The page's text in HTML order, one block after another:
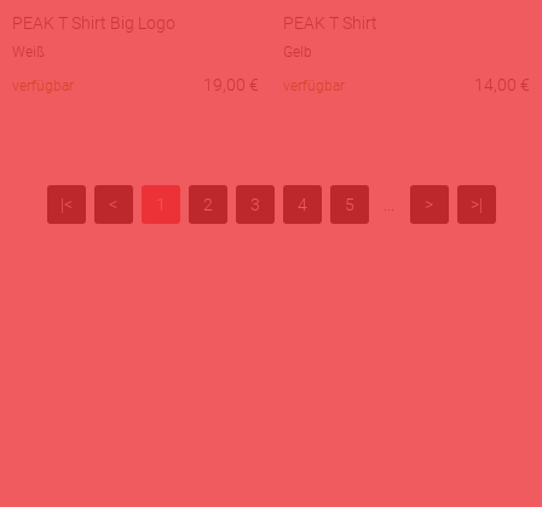
PEAK T Shirt Big Logo
Weiß
verfügbar
19,00 €
PEAK T Shirt
Gelb
verfügbar
14,00 €
|< < 1 2 3 4 5 > >|